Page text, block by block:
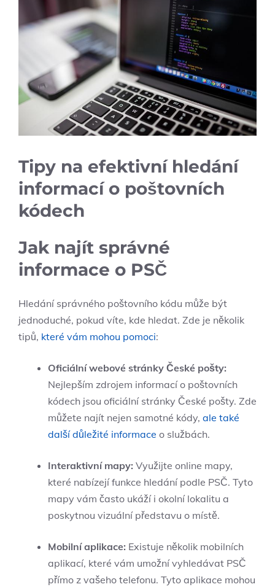
Tipy na efektivní ‍hledání
informací o poštovních⁣
kódech
Jak ‌najít správné
informace o ‍PSČ
Hledání ⁢správného ‌poštovního ​kódu ⁤může‌ být
jednoduché, pokud víte, kde hledat. ⁢Zde ⁣je ⁢několik
tipů, které‌ vám ⁤mohou pomoci:
Oficiální webové ‍stránky České pošty:
Nejlepším zdrojem informací o poštovních
kódech‍ jsou ‍oficiální stránky České pošty. Zde
můžete najít nejen ‍samotné kódy, ⁣ ale také
další důležité informace o službách.
Interaktivní mapy: Využijte online mapy,​
které nabízejí funkce ​hledání podle PSČ. Tyto
mapy vám často ukáží i okolní ⁢lokalitu​ a
poskytnou vizuální představu ‌o místě.
Mobilní aplikace: Existuje ⁢několik mobilních​
aplikací, které vám umožní vyhledávat PSČ
přímo z ‍vašeho‌ telefonu. Tyto aplikace mohou